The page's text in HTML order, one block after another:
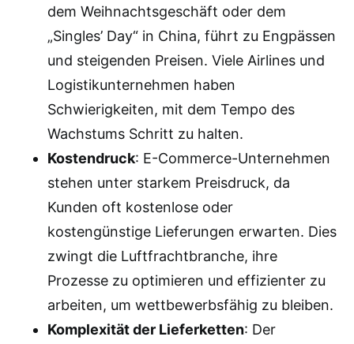
dem Weihnachtsgeschäft oder dem
„Singles’ Day“ in China, führt zu Engpässen
und steigenden Preisen. Viele Airlines und
Logistikunternehmen haben
Schwierigkeiten, mit dem Tempo des
Wachstums Schritt zu halten.
Kostendruck: E-Commerce-Unternehmen
stehen unter starkem Preisdruck, da
Kunden oft kostenlose oder
kostengünstige Lieferungen erwarten. Dies
zwingt die Luftfrachtbranche, ihre
Prozesse zu optimieren und effizienter zu
arbeiten, um wettbewerbsfähig zu bleiben.
Komplexität der Lieferketten: Der